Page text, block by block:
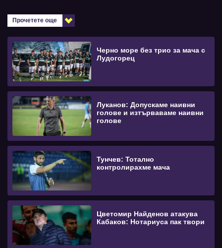
Прочетете още
Черно море без трио за мача с
Лудогорец
Луканов: Допускаме наивни
голове и изтърваваме наивни
голове
Тунчев: Тотално
контролирахме мача
Цветомир Найденов атакува
Кабаков: Нотариуса пак твори